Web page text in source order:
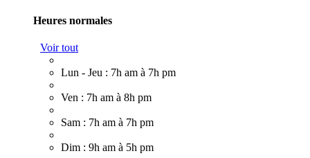
Heures normales
Voir tout
Lun - Jeu : 7h am à 7h pm
Ven : 7h am à 8h pm
Sam : 7h am à 7h pm
Dim : 9h am à 5h pm